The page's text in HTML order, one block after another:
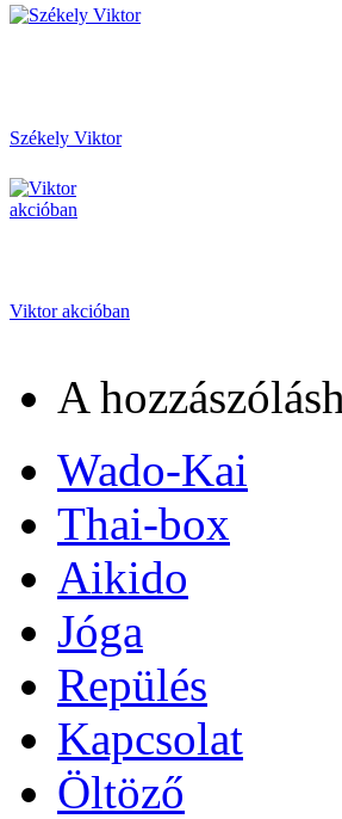
Székely Viktor
Viktor akcióban
A
Wado-Kai
Thai-box
Aikido
Jóga
Repülés
Kapcsolat
Öltöző